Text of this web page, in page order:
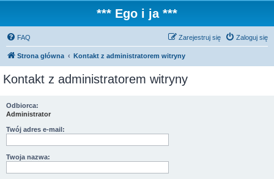
*** Ego i ja ***
FAQ Zaloguj się
Zarejestruj się
Strona główna Kontakt z administratorem witryny
Kontakt z administratorem witryny
Odbiorca:
Administrator
Twój adres e-mail:
Twoja nazwa: